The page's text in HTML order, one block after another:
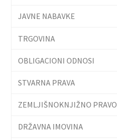
JAVNE NABAVKE
TRGOVINA
OBLIGACIONI ODNOSI
STVARNA PRAVA
ZEMLJIŠNOKNJIŽNO PRAVO
DRŽAVNA IMOVINA